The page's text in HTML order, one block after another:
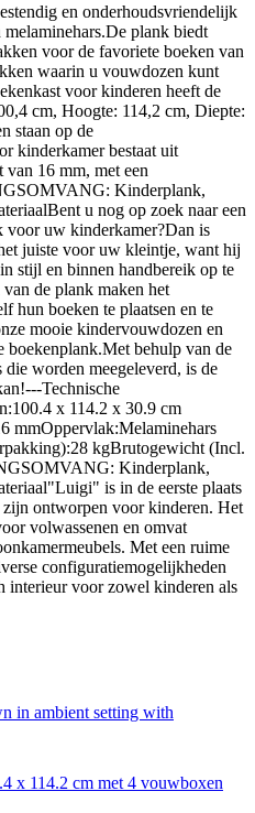
en onderhoudsvriendelijk
plank biedt
voor de favoriete boeken van
waarin u vouwdozen kunt
voor kinderen heeft de
cm, Hoogte: 114,2 cm, Diepte:
staan op de
kinderkamer bestaat uit
van 16 mm, met een
Kinderplank,
u nog op zoek naar een
voor uw kinderkamer?Dan is
juiste voor uw kleintje, want hij
stijl en binnen handbereik op te
de plank maken het
hun boeken te plaatsen en te
mooie kindervouwdozen en
boekenplank.Met behulp van de
die worden meegeleverd, is de
Technische
x 114.2 x 30.9 cm
mmOppervlak:Melaminehars
kgBrutogewicht (Incl.
Kinderplank,
is in de eerste plaats
zijn ontworpen voor kinderen. Het
volwassenen en omvat
Met een ruime
configuratiemogelijkheden
interieur voor zowel kinderen als
x 114.2 cm met 4 vouwboxen